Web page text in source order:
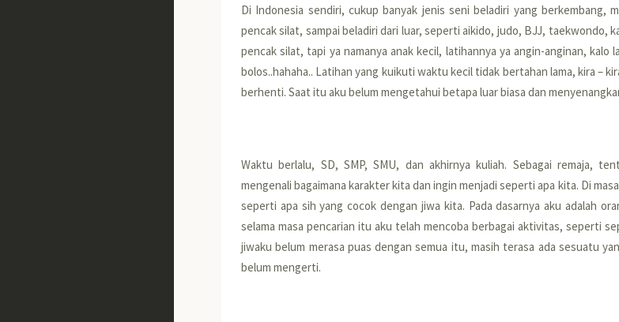
Di Indonesia sendiri, cukup banyak jenis seni beladiri yang berkembang,
pencak silat, sampai beladiri dari luar, seperti aikido, judo, BJJ, taekwondo,
pencak silat, tapi ya namanya anak kecil, latihannya ya angin-anginan, kalo
bolos..hahaha.. Latihan yang kuikuti waktu kecil tidak bertahan lama, kira –
berhenti. Saat itu aku belum mengetahui betapa luar biasa dan
Waktu berlalu, SD, SMP, SMU, dan akhirnya kuliah. Sebagai remaja,
mengenali bagaimana karakter kita dan ingin menjadi seperti apa kita. Di
seperti apa sih yang cocok dengan jiwa kita. Pada dasarnya aku adalah
selama masa pencarian itu aku telah mencoba berbagai aktivitas, seperti
jiwaku belum merasa puas dengan semua itu, masih terasa ada sesuatu
belum mengerti.